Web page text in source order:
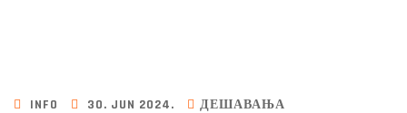
INFO 30. JUN 2024. ДЕШАВАЊА